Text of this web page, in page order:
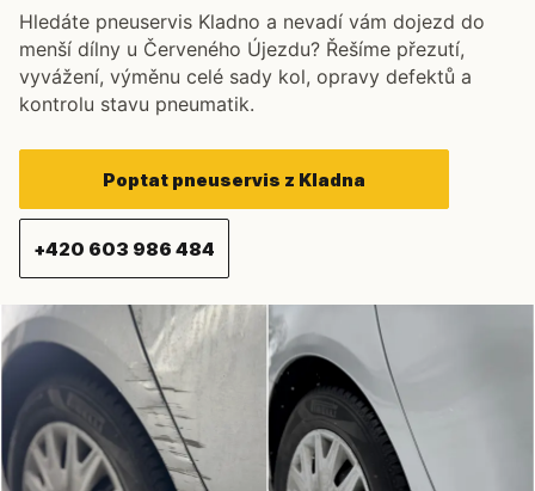
Hledáte pneuservis Kladno a nevadí vám dojezd do
menší dílny u Červeného Újezdu? Řešíme přezutí,
vyvážení, výměnu celé sady kol, opravy defektů a
kontrolu stavu pneumatik.
Poptat pneuservis z Kladna
+420 603 986 484